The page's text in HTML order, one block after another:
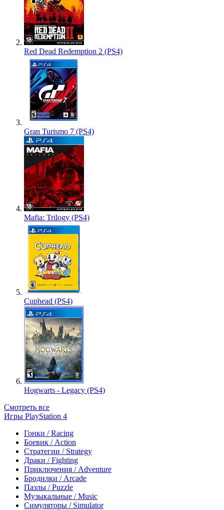
Red Dead Redemption 2 (PS4)
Gran Turismo 7 (PS4)
Mafia: Trilogy (PS4)
Cuphead (PS4)
Hogwarts - Legacy (PS4)
Смотреть все
Игры PlayStation 4
Гонки / Racing
Боевик / Action
Стратегии / Strategy
Драки / Fighting
Приключения / Adventure
Бродилки / Arcade
Пазлы / Puzzle
Музыкальные / Music
Симуляторы / Simulator